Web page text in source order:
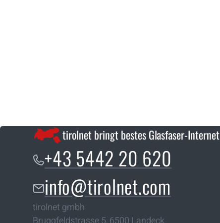
tirolnet bringt bestes Glasfaser-Internet
+43 5442 20 620
info@tirolnet.com
tirolnet gmbh